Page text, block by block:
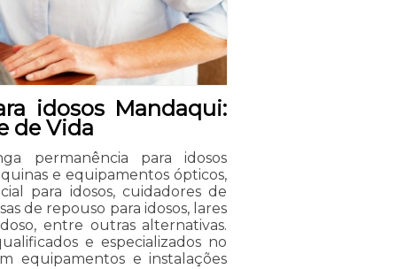
idosos Mandaqui:
de Vida
permanência para idosos
e equipamentos ópticos,
para idosos, cuidadores de
de repouso para idosos, lares
entre outras alternativas.
e especializados no
equipamentos e instalações